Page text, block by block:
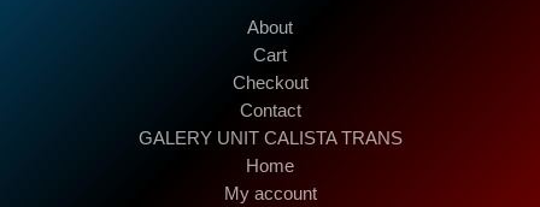
About
Cart
Checkout
Contact
GALERY UNIT CALISTA TRANS
Home
My account